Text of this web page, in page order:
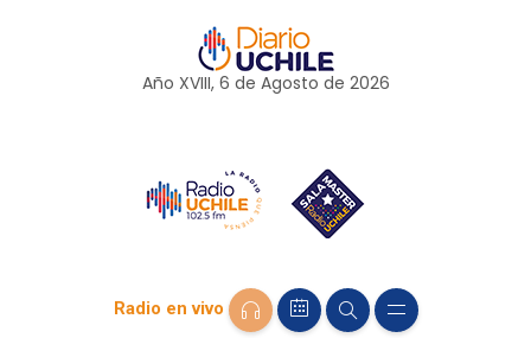
Año XVIII, 6 de Agosto de 2026
Radio en vivo